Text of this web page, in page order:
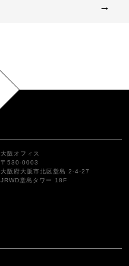
→
大阪オフィス
〒530-0003
大阪府大阪市北区堂島 2-4-27
JRWD堂島タワー 18F